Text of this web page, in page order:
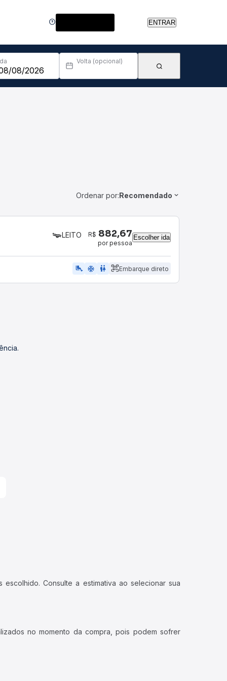
ENTRAR
Volta (opcional)
Ordenar por:Recomendado
LEITO R$ 882,67
por pessoa
Escolher ida
airline_seat_legroom_extra ac_unit wc Embarque direto
Consulte a estimativa ao selecionar sua
no momento da compra, pois podem sofrer